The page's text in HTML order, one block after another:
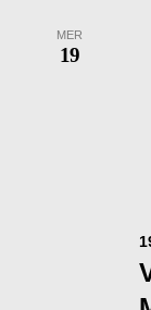
MER
19